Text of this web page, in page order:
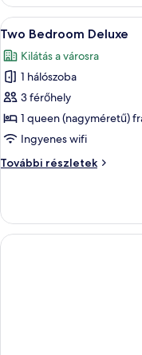
A
következő
szoba
összes
képének
megtekintése:
Two
Deluxe
5
Two Bedroom Deluxe
Kilátás a városra
1 hálószoba
3 férőhely
1 queen (nagyméretű)
Ingyenes wifi
További részletek
Two
részletei